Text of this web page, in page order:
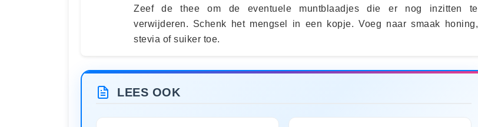
Zeef de thee om de eventuele muntblaadjes die er nog inzitten te
verwijderen. Schenk het mengsel in een kopje. Voeg naar smaak honing,
stevia of suiker toe.
LEES OOK